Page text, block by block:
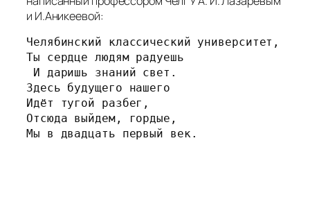
и И.Аникеевой:
Ты сердце людям радуешь
И даришь знаний свет.
Здесь будущего нашего
Идёт тугой разбег,
Отсюда выйдем, гордые,
Мы в двадцать первый век.